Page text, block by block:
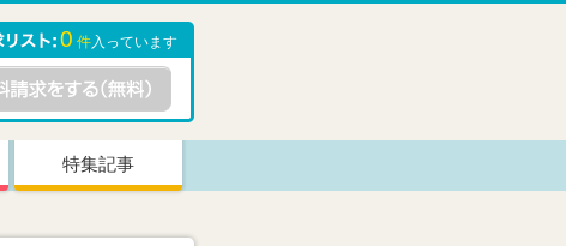
0 件入っています
特集記事